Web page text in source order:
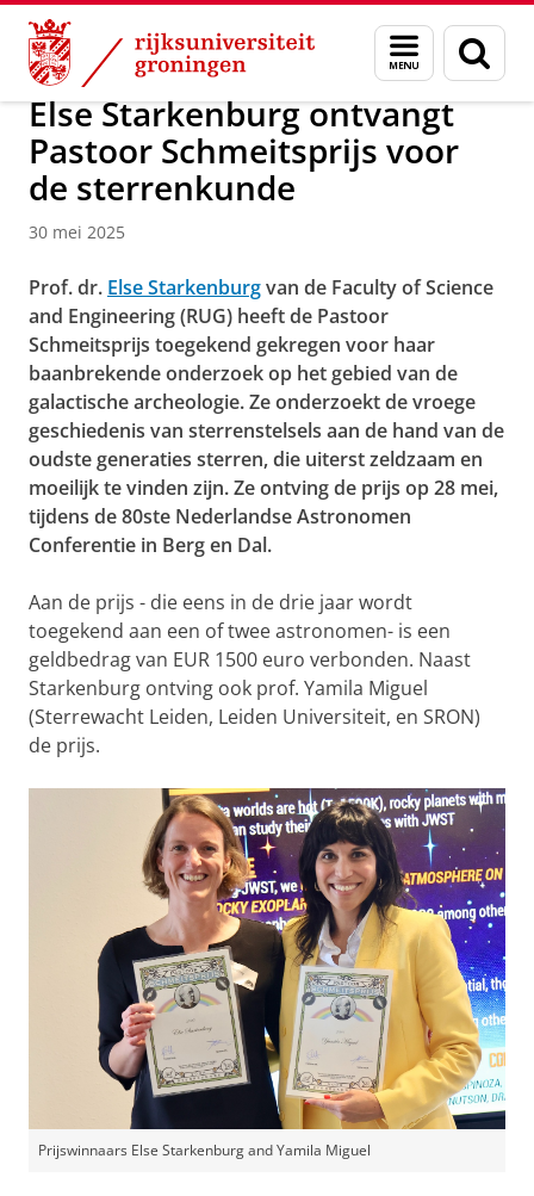
Skip
Content
Skip
Navigation
Menu
en
zoeken
Over ons Faculty of Science and Engineering Nieuws
Else Starkenburg ontvangt
Pastoor Schmeitsprijs voor
de sterrenkunde
30 mei 2025
Prof. dr. Else Starkenburgvan de Faculty of Science
and Engineering (RUG) heeft de Pastoor
Schmeitsprijs toegekend gekregen voor haar
baanbrekende onderzoek op het gebied van de
galactische archeologie. Ze onderzoekt de vroege
geschiedenis van sterrenstelsels aan de hand van de
oudste generaties sterren, die uiterst zeldzaam en
moeilijk te vinden zijn. Ze ontving de prijs op 28 mei,
tijdens de 80ste Nederlandse Astronomen
Conferentie in Berg en Dal.
Aan de prijs - die eens in de drie jaar wordt
toegekend aan een of twee astronomen- is een
geldbedrag van EUR 1500 euro verbonden. Naast
Starkenburg ontving ook prof. Yamila Miguel
(Sterrewacht Leiden, Leiden Universiteit, en SRON)
de prijs.
Prijswinnaars Else Starkenburg and Yamila Miguel